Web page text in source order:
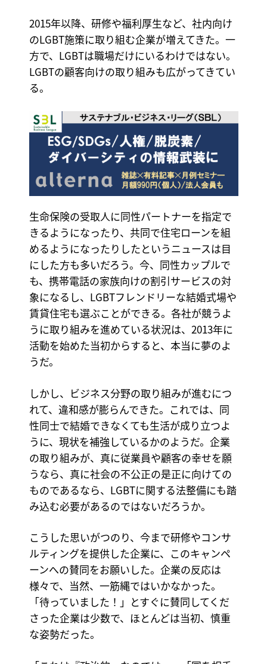
2015年以降、研修や福利厚生など、社内向け
のLGBT施策に取り組む企業が増えてきた。一
方で、LGBTは職場だけにいるわけではない。
LGBTの顧客向けの取り組みも広がってきてい
る。
生命保険の受取人に同性パートナーを指定で
きるようになったり、共同で住宅ローンを組
めるようになったりしたというニュースは目
にした方も多いだろう。今、同性カップルで
も、携帯電話の家族向けの割引サービスの対
象になるし、LGBTフレンドリーな結婚式場や
賃貸住宅も選ぶことができる。各社が競うよ
うに取り組みを進めている状況は、2013年に
活動を始めた当初からすると、本当に夢のよ
うだ。
しかし、ビジネス分野の取り組みが進むにつ
れて、違和感が膨らんできた。これでは、同
性同士で結婚できなくても生活が成り立つよ
うに、現状を補強しているかのようだ。企業
の取り組みが、真に従業員や顧客の幸せを願
うなら、真に社会の不公正の是正に向けての
ものであるなら、LGBTに関する法整備にも踏
み込む必要があるのではないだろうか。
こうした思いがつのり、今まで研修やコンサ
ルティングを提供した企業に、このキャンペ
ーンへの賛同をお願いした。企業の反応は
様々で、当然、一筋縄ではいかなかった。
「待っていました！」とすぐに賛同してくだ
さった企業は少数で、ほとんどは当初、慎重
な姿勢だった。